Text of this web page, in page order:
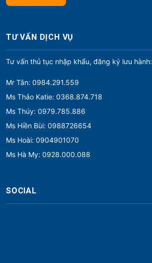
TƯ VẤN DỊCH VỤ
Tư vấn thủ tục nhập khẩu, đăng ký lưu hành:
Mr Tân: 0984.291.559
Ms Thảo Katie: 0368.874.718
Ms Thúy: 0979.785.886
Ms Hiền Bùi: 0988726654
Ms Hoài: 0904901070
Ms Hà My: 0928.000.088
SOCIAL